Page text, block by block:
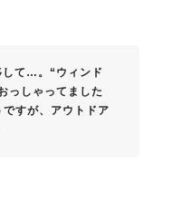
して…。“ウィンド
っしゃってました
すが、アウトドア